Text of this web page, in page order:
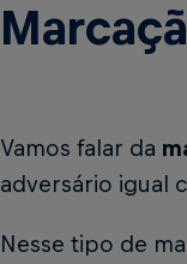
Vamos falar da
adversário igual
Nesse tipo de